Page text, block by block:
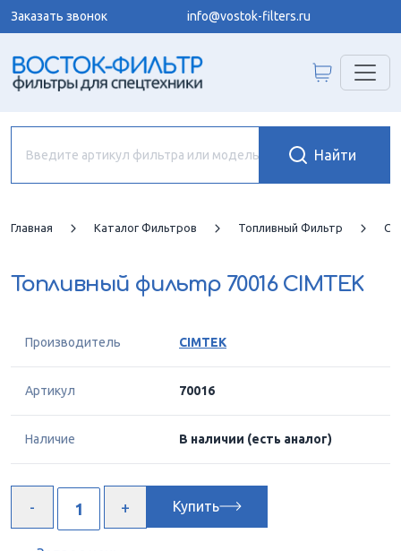
Заказать звонок info@vostok-filters.ru
Главная Каталог Фильтров Топливный Фильтр
Топливный фильтр 70016 CIMTEK
Производитель CIMTEK
Артикул 70016
Наличие В наличии (есть аналог)
Купить